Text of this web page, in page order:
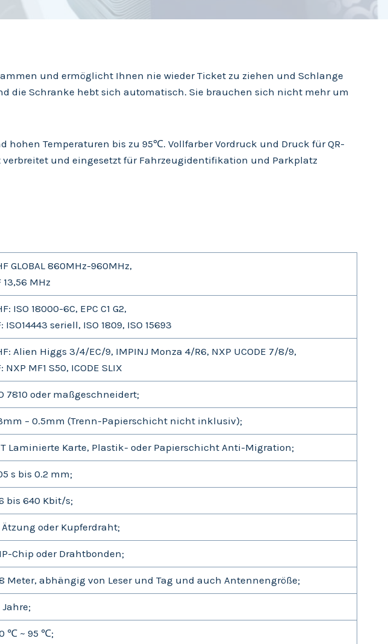
und ermöglicht Ihnen nie wieder Ticket zu ziehen und Schlange
die Schranke hebt sich automatisch. Sie brauchen sich nicht mehr um
Temperaturen bis zu 95℃. Vollfarber Vordruck und Druck für QR-
verbreitet und eingesetzt für Fahrzeugidentifikation und Parkplatz
GLOBAL 860MHz-960MHz,
13,56 MHz
ISO 18000-6C, EPC C1 G2,
ISO14443 seriell, ISO 1809, ISO 15693
Alien Higgs 3/4/EC/9, IMPINJ Monza 4/R6, NXP UCODE 7/8/9,
NXP MF1 S50, ICODE SLIX
7810 oder maßgeschneidert;
– 0.5mm (Trenn-Papierschicht nicht inklusiv);
Laminierte Karte, Plastik- oder Papierschicht Anti-Migration;
s bis 0.2 mm;
bis 640 Kbit/s;
Ätzung oder Kupferdraht;
Chip oder Drahtbonden;
Meter, abhängig von Leser und Tag und auch Antennengröße;
Jahre;
℃ ~ 95 ℃;